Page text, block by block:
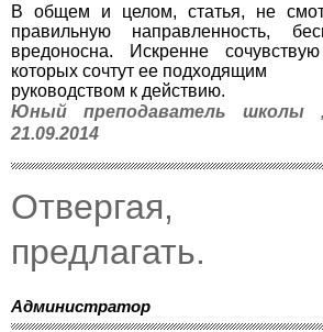
В общем и целом, статья, не
правильную направленность,
вредоносна. Искренне
которых сочтут ее подходящим
руководством к действию.
Юный преподаватель школы
21.09.2014
Отвергая,
предлагать.
Администратор